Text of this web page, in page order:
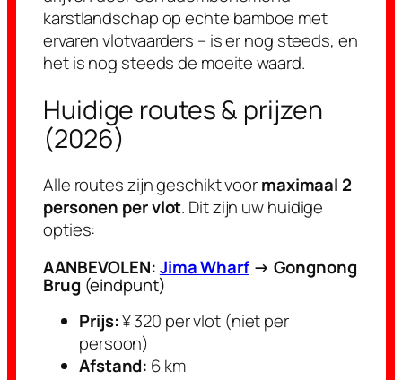
karstlandschap op echte bamboe met
ervaren vlotvaarders – is er nog steeds, en
het is nog steeds de moeite waard.
Huidige routes & prijzen
(2026)
Alle routes zijn geschikt voormaximaal 2
personen per vlot. Dit zijn uw huidige
opties:
AANBEVOLEN:Jima Wharf→ Gongnong
Brug (eindpunt)
Prijs:¥ 320 per vlot (niet per
persoon)
Afstand: 6 km